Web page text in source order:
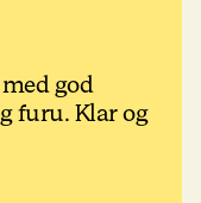
god
furu. Klar og